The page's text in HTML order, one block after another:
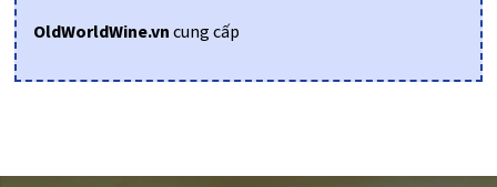
OldWorldWine.vncung cấp